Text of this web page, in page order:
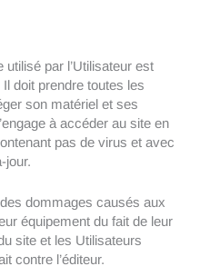
par l’Utilisateur est
doit prendre toutes les
son matériel et ses
à accéder au site en
pas de virus et avec
jour.
dommages causés aux
équipement du fait de leur
site et les Utilisateurs
contre l’éditeur.